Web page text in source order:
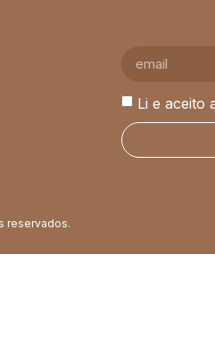
Li e aceito
reservados.